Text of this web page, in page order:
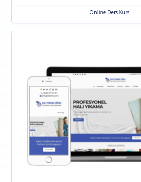
Online Ders-Kurs